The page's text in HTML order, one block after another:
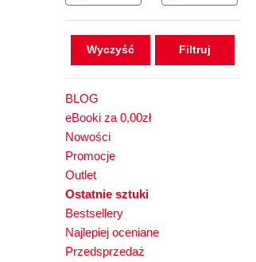
Wyczyść
BLOG
eBooki za 0,00zł
Nowości
Promocje
Outlet
Ostatnie sztuki
Bestsellery
Najlepiej oceniane
Przedsprzedaż